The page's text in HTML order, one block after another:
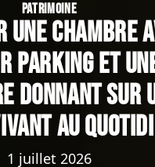
PATRIMOINE
une chambre
parking et
donnant sur
au
1 juillet 2026